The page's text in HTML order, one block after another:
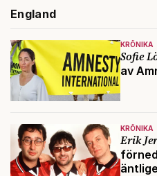
England
KRÖNIKA
Sofie
av
KRÖNIKA
Erik